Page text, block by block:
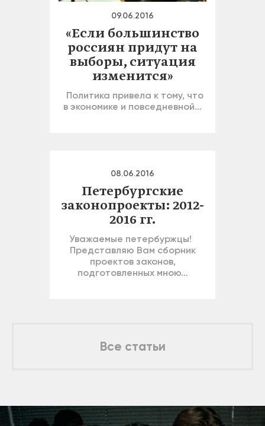
09.06.2016
«Если большинство
россиян придут на
выборы, ситуация
изменится»
Политика привела к тому, что
в экономике и повседневной…
08.06.2016
Петербургские
законопроекты: 2012-
2016 гг.
Уважаемые петербуржцы!
Представляю Вам сборник
проектов законов,
подготовленных мною…
Все статьи